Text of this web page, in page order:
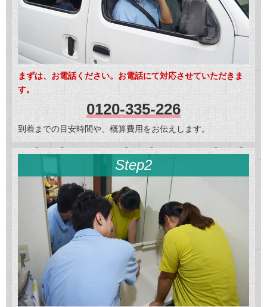
まずは、お電話ください。お電話にて対応させていただきま
す。
0120-335-226
到着までの目安時間や、概算費用をお伝えします。
Step2